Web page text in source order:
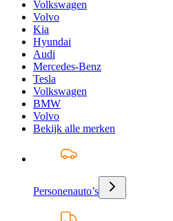
Volkswagen
Volvo
Kia
Hyundai
Audi
Mercedes-Benz
Tesla
Volkswagen
BMW
Volvo
Bekijk alle merken
Personenauto’s